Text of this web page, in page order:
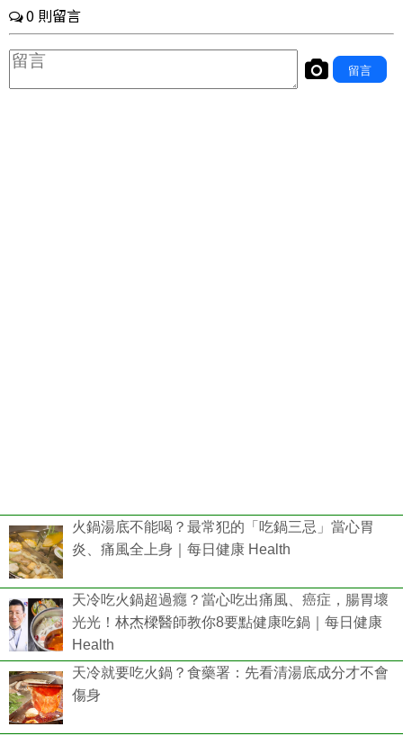
火鍋湯底不能喝？最常犯的「吃鍋三忌」當心胃
炎、痛風全上身｜每日健康 Health
天冷吃火鍋超過癮？當心吃出痛風、癌症，腸胃壞
光光！林杰樑醫師教你8要點健康吃鍋｜每日健康
Health
天冷就要吃火鍋？食藥署：先看清湯底成分才不會
傷身